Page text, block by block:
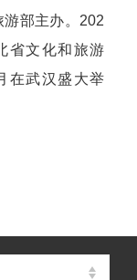
游部主办。202
省文化和旅游
在武汉盛大举